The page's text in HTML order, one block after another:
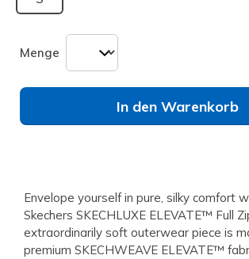
Menge
In den Warenkorb
Envelope yourself in pure, silky comfort
Skechers SKECHLUXE ELEVATE™ Full
extraordinarily soft outerwear piece is
premium SKECHWEAVE ELEVATE™